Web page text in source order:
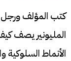
كتب المؤلف ورجل
المليونير يصف
الأنماط السلوكية